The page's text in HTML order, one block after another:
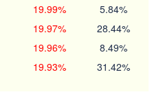
19.99% 5.84%
19.97% 28.44%
19.96% 8.49%
19.93% 31.42%